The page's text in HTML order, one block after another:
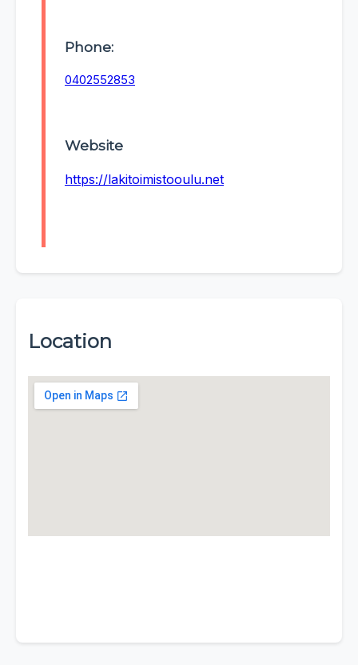
Phone:
0402552853
Website
https://lakitoimistooulu.net
Location